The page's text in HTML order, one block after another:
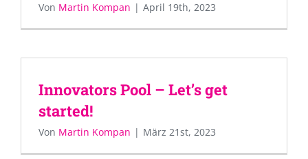
Von Martin Kompan | April 19th, 2023
Innovators Pool – Let’s get
started!
Von Martin Kompan | März 21st, 2023